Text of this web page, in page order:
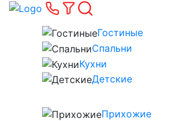
Гостиные
Спальни
Кухни
Детские
Прихожие